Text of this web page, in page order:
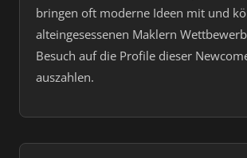
bringen oft moderne Ideen mit und
alteingesessenen Maklern
Besuch auf die Profile dieser
auszahlen.